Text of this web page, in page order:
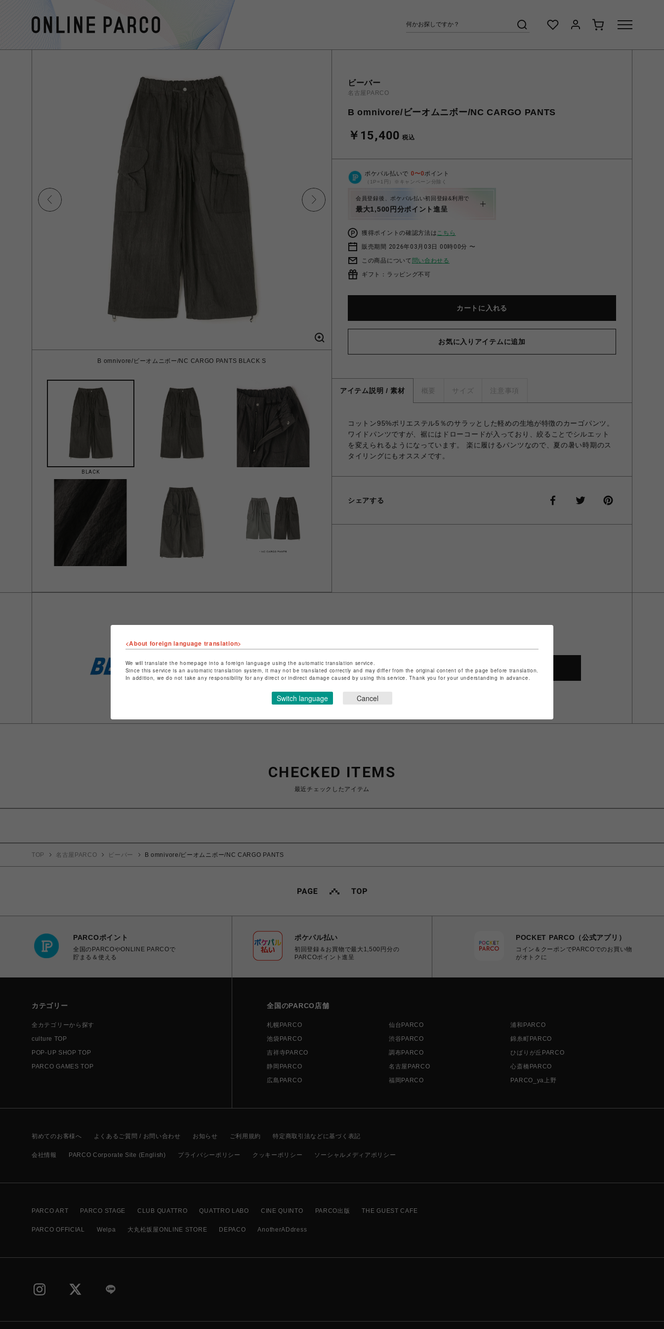
B omnivore/ビーオムニボー/NC CARGO PANTS BLACK S
BLACK
ビーバー
名古屋PARCO
B omnivore/ビーオムニボー/NC CARGO PANTS
￥15,400 税込
ポケパル払いで 0〜0ポイント
（1P=1円）※キャンペーン分除く
会員登録後、ポケパル払い初回登録&利用で
最大1,500円分ポイント進呈
獲得ポイントの確認方法はこちら
販売期間 2026年03月03日 00時00分 〜
この商品について 問い合わせる
ギフト：ラッピング不可
カートに入れる
お気に入りアイテムに追加
アイテム説明 / 素材 概要 サイズ 注意事項
コットン95%ポリエステル5％のサラッとした軽めの生地が特徴のカーゴパンツ。
ワイドパンツですが、裾にはドローコードが入っており、絞ることでシルエット
を変えられるようになっています。 楽に履けるパンツなので、夏の暑い時期のス
タイリングにもオススメです。
シェアする
ショップ名
特定商取引法など法令に基づく表記はこちら
ショップお問い合わせはこちら
SHOP TOP
CHECKED ITEMS
最近チェックしたアイテム
TOP 名古屋PARCO ビーバー B omnivore/ビーオムニボー/NC CARGO PANTS
PARCOポイント
全国のPARCOやONLINE PARCOで
貯まる＆使える
ポケパル払い
初回登録＆お買物で最大1,500円分の
PARCOポイント進呈
POCKET PARCO（公式アプリ）
コイン＆クーポンでPARCOでのお買い物
がオトクに
カテゴリー
全カテゴリーから探す
culture TOP
POP-UP SHOP TOP
PARCO GAMES TOP
全国のPARCO店舗
札幌PARCO 仙台PARCO
浦和PARCO
池袋PARCO
渋谷PARCO
錦糸町PARCO
吉祥寺PARCO
調布PARCO
ひばりが丘PARCO
静岡PARCO
名古屋PARCO
心斎橋PARCO
広島PARCO
福岡PARCO PARCO_ya上野
初めてのお客様へ よくあるご質問 / お問い合わせ お知らせ ご利用規約 特定商取引法などに基づく表記
会社情報 PARCO Corporate Site (English) プライバシーポリシー クッキーポリシー ソーシャルメディアポリシー
PARCO ART PARCO STAGE CLUB QUATTRO QUATTRO LABO CINE QUINTO PARCO出版 THE GUEST CAFE
PARCO OFFICIAL Welpa 大丸松坂屋ONLINE STORE DEPACO AnotherADdress
<About foreign language translation>
We will translate the homepage into a foreign language using the automatic translation service.
Since this service is an automatic translation system, it may not be translated correctly and may differ from the original content of the page before translation.
In addition, we do not take any responsibility for any direct or indirect damage caused by using this service. Thank you for your understanding in advance.
Switch language Cancel